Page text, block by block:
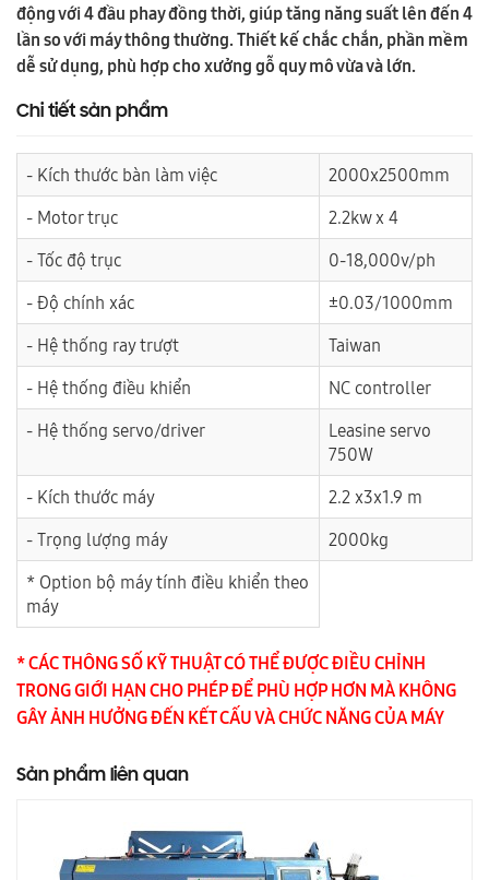
động với 4 đầu phay đồng thời, giúp tăng năng suất lên đến 4
lần so với máy thông thường. Thiết kế chắc chắn, phần mềm
dễ sử dụng, phù hợp cho xưởng gỗ quy mô vừa và lớn.
Chi tiết sản phẩm
- Kích thước bàn làm việc
2000x2500mm
- Motor trục
2.2kw x 4
- Tốc độ trục
0-18,000v/ph
- Độ chính xác
±0.03/1000mm
- Hệ thống ray trượt
Taiwan
- Hệ thống điều khiển
NC controller
- Hệ thống servo/driver
Leasine servo
750W
- Kích thước máy
2.2 x3x1.9 m
- Trọng lượng máy
2000kg
* Option bộ máy tính điều khiển theo
máy
* CÁC THÔNG SỐ KỸ THUẬT CÓ THỂ ĐƯỢC ĐIỀU CHỈNH
TRONG GIỚI HẠN CHO PHÉP ĐỂ PHÙ HỢP HƠN MÀ KHÔNG
GÂY ẢNH HƯỞNG ĐẾN KẾT CẤU VÀ CHỨC NĂNG CỦA MÁY
Sản phẩm liên quan